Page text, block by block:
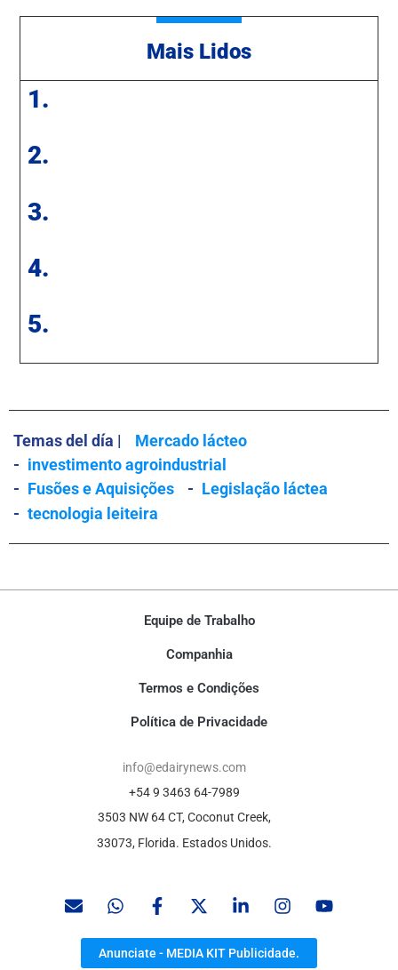
Mais Lidos
1.
2.
3.
4.
5.
Temas del día |
Mercado lácteo
- investimento agroindustrial
- Fusões e Aquisições - Legislação láctea
- tecnologia leiteira
Equipe de Trabalho
Companhia
Termos e Condições
Política de Privacidade
info@edairynews.com
+54 9 3463 64-7989
3503 NW 64 CT, Coconut Creek,
33073, Florida. Estados Unidos.
Anunciate - MEDIA KIT Publicidade.